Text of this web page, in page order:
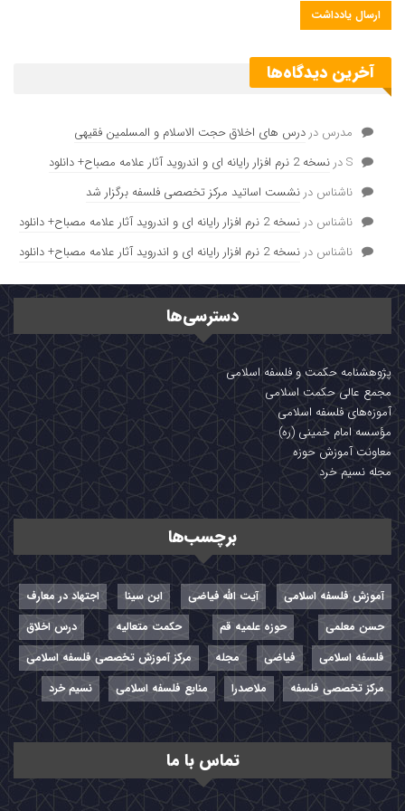
خالق شگفت انگیزش) یا وجود جهان های بینهایت برای توجیه خالق
نداشتن سختتر از فرض پر کردن حیوانات در کشتی است؟
اگر خدا خالق این شگفتی هاست توانایی حمل حیوانات در یک مکان
را ندارد؟!
پیوندک: https://mfalsafe.ir/?p=116410
آخرین دیدگاه‌ها
مدرس دردرس های اخلاق حجت الاسلام و المسلمین فقیهی
Sدرنسخه 2 نرم افزار رایانه ای و اندروید آثار علامه مصباح+ دانلود
ناشناس درنشست اساتید مرکز تخصصی فلسفه برگزار شد
ناشناس درنسخه 2 نرم افزار رایانه ای و اندروید آثار علامه مصباح+ دانلود
ناشناس درنسخه 2 نرم افزار رایانه ای و اندروید آثار علامه مصباح+ دانلود
دسترسی‌ها
پژوهشنامه حکمت و فلسفه اسلامی
مجمع عالی حکمت اسلامی
آموزه‌های فلسفه اسلامی
مؤسسه امام خمینی (ره)
معاونت آموزش حوزه
مجله نسیم خرد
برچسب‌ها
آموزش فلسفه اسلامی آیت الله فیاضی ابن سینا
اجتهاد در معارف
حسن معلمی
حوزه علمیه قم حکمت متعالیه
درس اخلاق
فلسفه اسلامی
فیاضی مجله
مرکز آموزش تخصصی فلسفه اسلامی
مرکز تخصصی فلسفه
ملاصدرا منابع فلسفه اسلامی نسیم خرد
تماس با ما